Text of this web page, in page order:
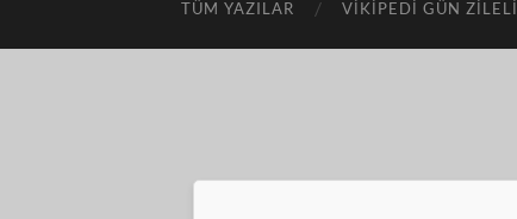
TÜM YAZILAR VIKIPEDI GÜN ZILELI